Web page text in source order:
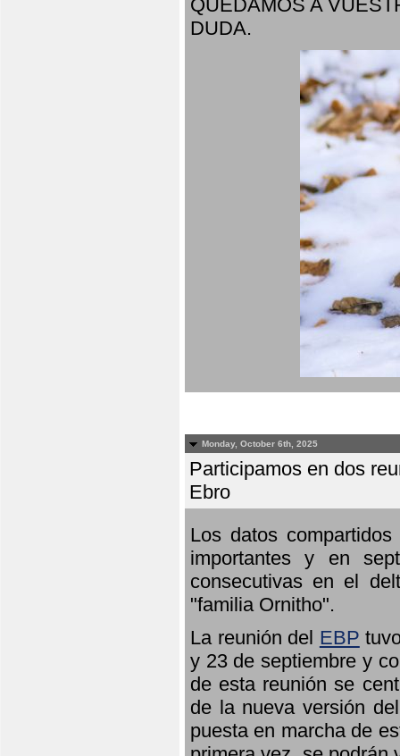
QUEDAMOS A
DUDA.
Monday, October 6th, 2025
Participamos en dos
Ebro
Los datos
importantes y en
consecutivas en el
"familia Ornitho".
La reunión del EBP
y 23 de septiembre y
de esta reunión se
de la nueva versión
puesta en marcha de